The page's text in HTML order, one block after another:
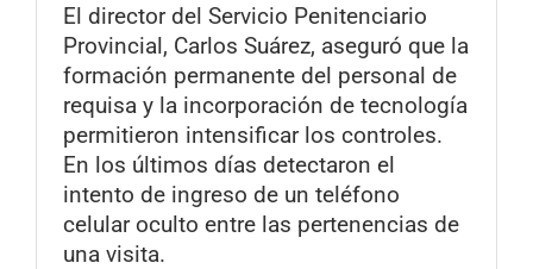
El director del Servicio Penitenciario
Provincial, Carlos Suárez, aseguró que la
formación permanente del personal de
requisa y la incorporación de tecnología
permitieron intensificar los controles.
En los últimos días detectaron el
intento de ingreso de un teléfono
celular oculto entre las pertenencias de
una visita.